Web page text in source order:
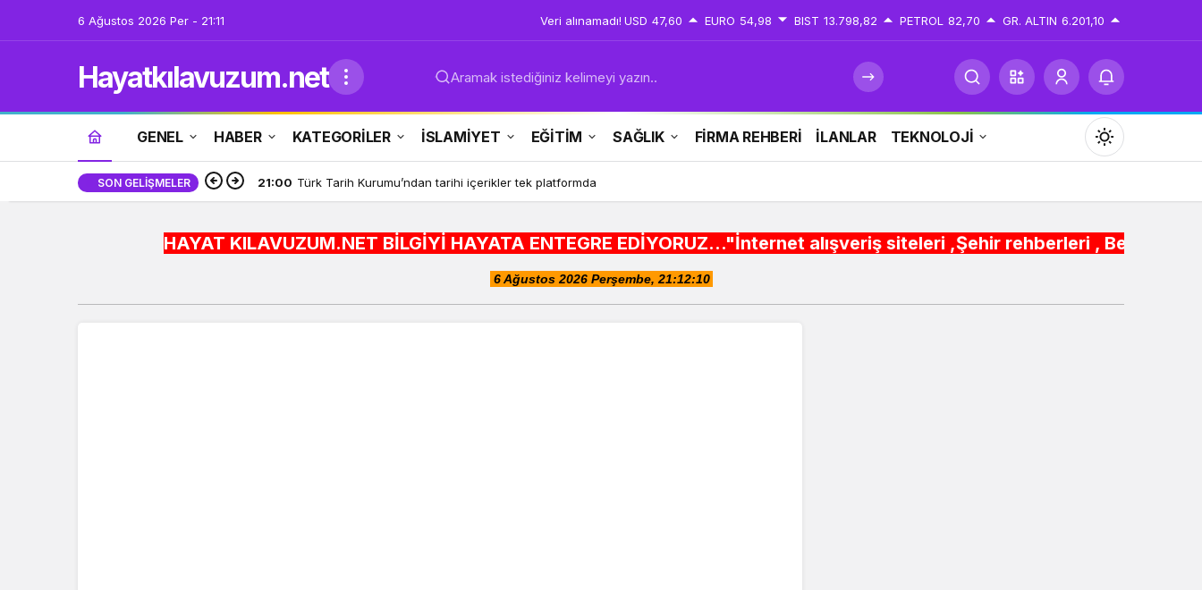
6 Ağustos 2026 Per - 21:11 Veri alınamadı! USD 47,60 EURO 54,98 BIST 13.798,82 PETROL 82,70 GR. ALTIN 6.201,10
Hayatkılavuzum.net Aramak istediğiniz kelimeyi yazın..
GENEL HABER KATEGORİLER İSLAMİYET EĞİTİM SAĞLIK FİRMA REHBERİ İLANLAR TEKNOLOJİ
Mod
değiştir
SON GELIŞMELER
HAYAT KILAVUZUM.NET BİLGİYİ HAYATA ENTEGRE EDİYORUZ..."İnternet alışveriş siteleri ,Şehir rehberleri , Belediye